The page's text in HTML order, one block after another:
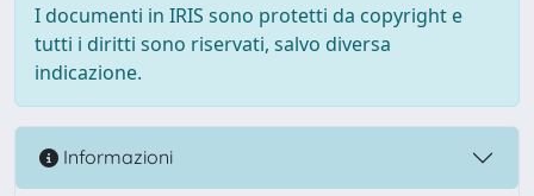
I documenti in IRIS sono protetti da copyright e
tutti i diritti sono riservati, salvo diversa
indicazione.
Informazioni